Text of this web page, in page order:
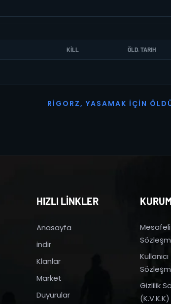
KILL ÖLD. TARIH
R I G O R Z, YASAMAK İ ÇI N Ö L D
HIZLI LİNKLER
Anasayfa
indir
Klanlar
Market
Duyurular
Mesafeli
Kullanıcı
Gizlilik
(K.V.K.K)